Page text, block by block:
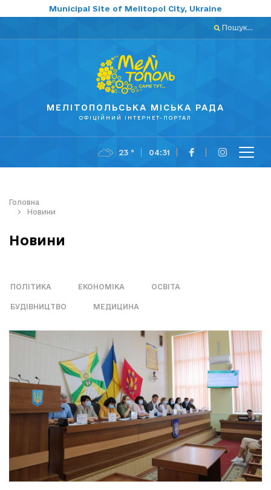
Municipal Site of Melitopol City, Ukraine
Пошук...
МЕЛІТОПОЛЬСЬКА МІСЬКА РАДА
ОФІЦІЙНИЙ ІНТЕРНЕТ-ПОРТАЛ
23 ° 04:31
Головна
Новини
Новини
ПОЛІТИКА ЕКОНОМІКА ОСВІТА
БУДІВНИЦТВО МЕДИЦИНА